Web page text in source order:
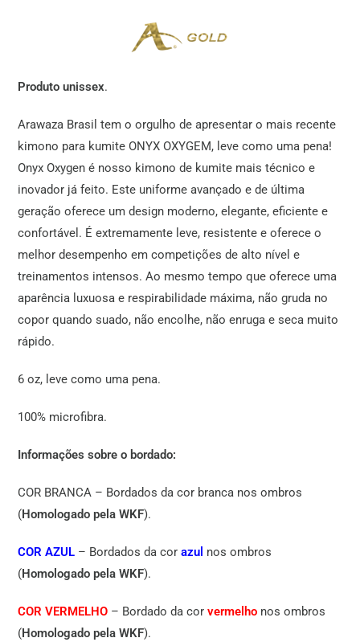
Produto unissex.
Arawaza Brasil tem o orgulho de apresentar o mais recente
kimono para kumite ONYX OXYGEM, leve como uma pena!
Onyx Oxygen é nosso kimono de kumite mais técnico e
inovador já feito. Este uniforme avançado e de última
geração oferece um design moderno, elegante, eficiente e
confortável. É extremamente leve, resistente e oferece o
melhor desempenho em competições de alto nível e
treinamentos intensos. Ao mesmo tempo que oferece uma
aparência luxuosa e respirabilidade máxima, não gruda no
copor quando suado, não encolhe, não enruga e seca muito
rápido.
6 oz, leve como uma pena.
100% microfibra.
Informações sobre o bordado:
COR BRANCA – Bordados da cor branca nos ombros
(Homologado pela WKF).
COR AZUL – Bordados da corazul nos ombros
(Homologado pela WKF).
COR VERMELHO – Bordado da corvermelho nos ombros
(Homologado pela WKF).